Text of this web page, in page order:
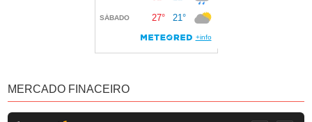
MERCADO FINACEIRO